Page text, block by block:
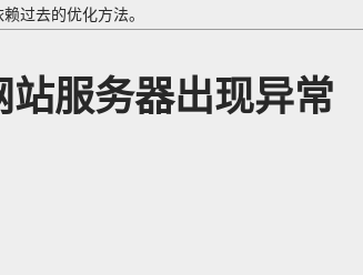
过去的优化方法。
站服务器出现异常